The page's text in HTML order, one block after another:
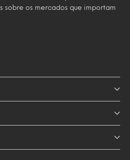
sobre os mercados que importam